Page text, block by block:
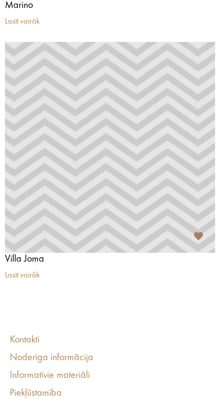
Marino
Lasīt vairāk
Villa Joma
Lasīt vairāk
Kontakti
Noderīga informācija
Informatīvie materiāli
Piekļūstamība